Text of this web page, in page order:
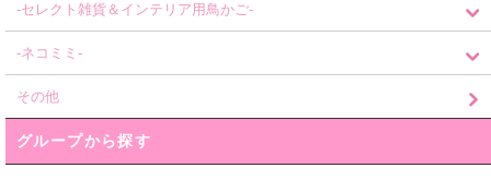
-セレクト雑貨＆インテリア用鳥かご-
-ネコミミ-
その他
グループから探す